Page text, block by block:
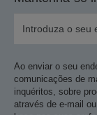
Ao enviar o seu
comunicações de
inquéritos, sobre
através de e-mail